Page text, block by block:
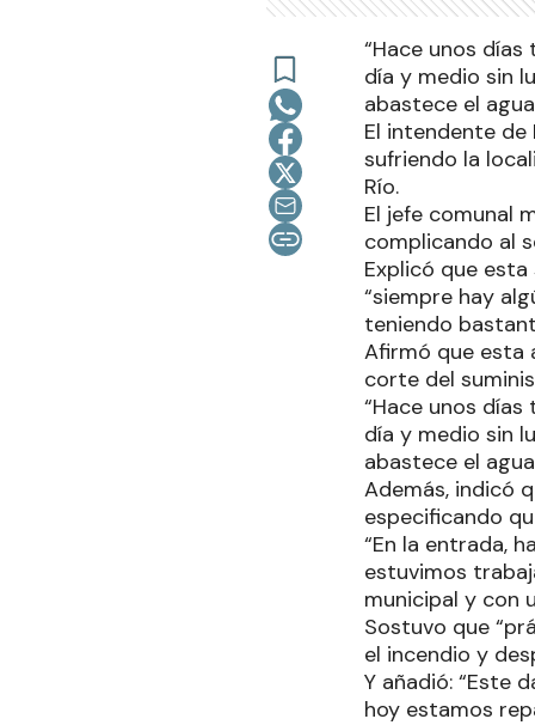
“Hace unos
día y medio sin
abastece el
El intendente de
sufriendo la
Río.
El jefe comunal
complicando al
Explicó que
“siempre hay
teniendo
Afirmó que esta
corte del
“Hace unos
día y medio sin
abastece el
Además, indicó
especificando
“En la entrada,
estuvimos
municipal y con
Sostuvo que
el incendio y
Y añadió: “Este
hoy estamos